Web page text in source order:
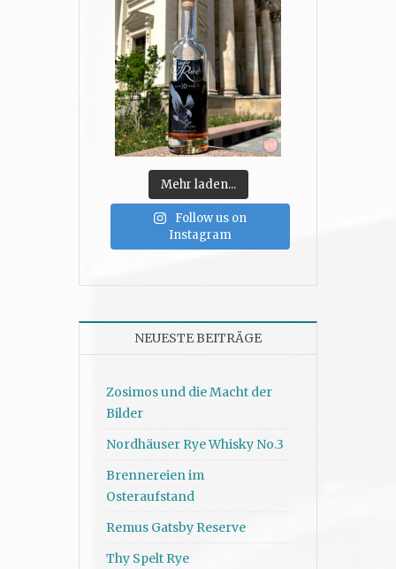
Mehr laden...
Follow us on
Instagram
NEUESTE BEITRÄGE
Zosimos und die Macht der
Bilder
Nordhäuser Rye Whisky No.3
Brennereien im
Osteraufstand
Remus Gatsby Reserve
Thy Spelt Rye